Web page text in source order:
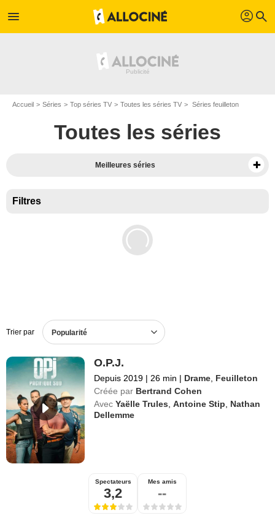
menu profil search
Accueil Séries Top séries TV Toutes les séries TV Séries feuilleton
Toutes les séries
Meilleures séries
Filtres
Trier par Popularité
O.P.J.
Depuis 2019 | 26 min | Drame Feuilleton
Créée par Bertrand Cohen
Avec Yaëlle Trules ,Antoine Stip
Nathan
Dellemme
Spectateurs
3,2
Mes amis
--